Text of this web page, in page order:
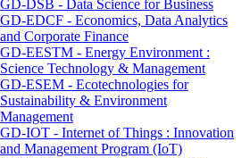
GD-DSB - Data Science for Business
GD-EDCF - Economics, Data Analytics
and Corporate Finance
GD-EESTM - Energy Environment :
Science Technology & Management
GD-ESEM - Ecotechnologies for
Sustainability & Environment
Management
GD-IOT - Internet of Things : Innovation
and Management Program (IoT)